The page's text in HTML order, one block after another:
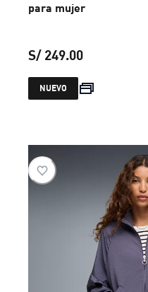
para mujer
S/ 249.00
precio actual
NUEVO